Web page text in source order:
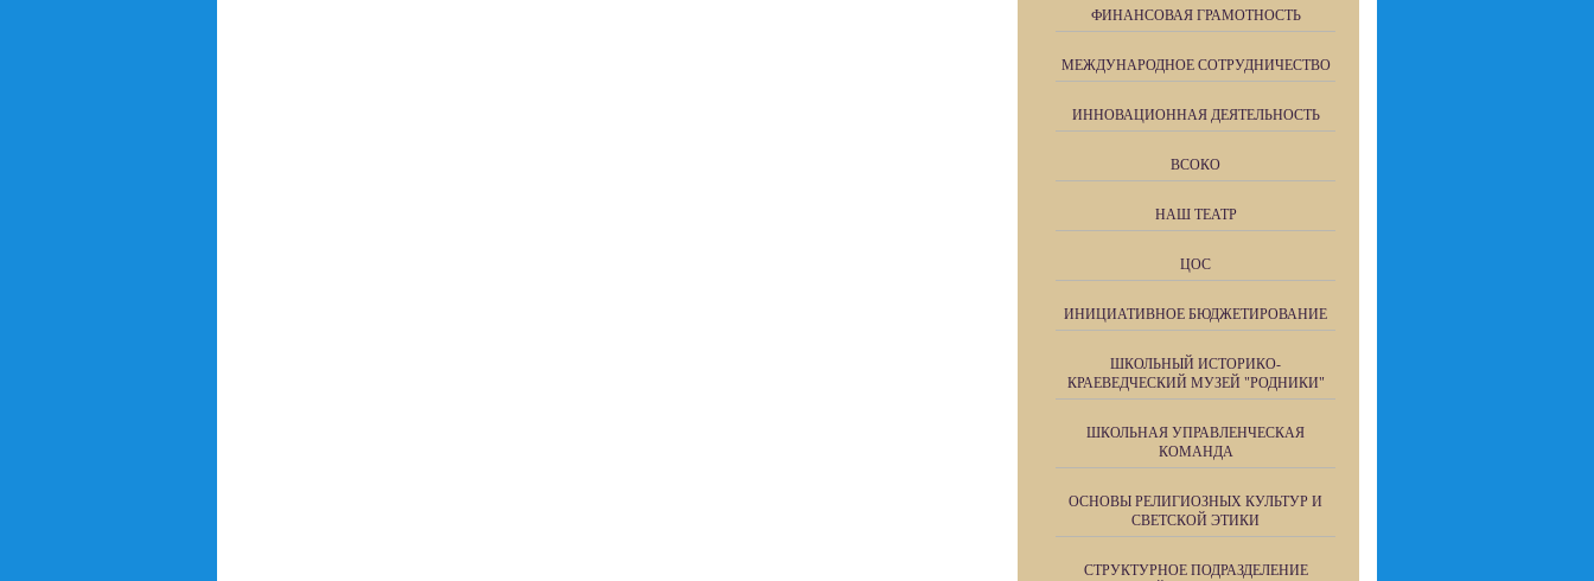
ФИНАНСОВАЯ ГРАМОТНОСТЬ
МЕЖДУНАРОДНОЕ СОТРУДНИЧЕСТВО
ИННОВАЦИОННАЯ ДЕЯТЕЛЬНОСТЬ
ВСОКО
НАШ ТЕАТР
ЦОС
ИНИЦИАТИВНОЕ БЮДЖЕТИРОВАНИЕ
ШКОЛЬНЫЙ ИСТОРИКО-
КРАЕВЕДЧЕСКИЙ МУЗЕЙ "РОДНИКИ"
ШКОЛЬНАЯ УПРАВЛЕНЧЕСКАЯ
КОМАНДА
ОСНОВЫ РЕЛИГИОЗНЫХ КУЛЬТУР И
СВЕТСКОЙ ЭТИКИ
СТРУКТУРНОЕ ПОДРАЗДЕЛЕНИЕ